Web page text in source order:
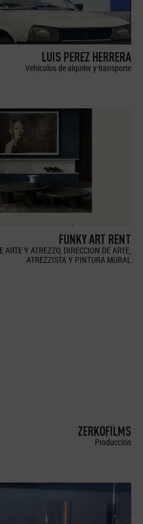
LUIS PEREZ HERRERA
Vehículos de alquiler y transporte
FUNKY ART RENT
ARTE Y ATREZZO, DIRECCION DE ARTE,
ATREZZISTA Y PINTURA MURAL
ZERKOFILMS
Producción